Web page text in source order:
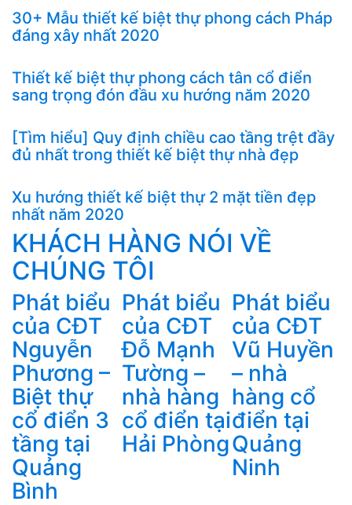
30+ Mẫu thiết kế biệt thự phong cách Pháp
đáng xây nhất 2020
Thiết kế biệt thự phong cách tân cổ điển
sang trọng đón đầu xu hướng năm 2020
[Tìm hiểu] Quy định chiều cao tầng trệt đầy
đủ nhất trong thiết kế biệt thự nhà đẹp
Xu hướng thiết kế biệt thự 2 mặt tiền đẹp
nhất năm 2020
KHÁCH HÀNG NÓI VỀ
CHÚNG TÔI
Phát biểu
của CĐT
Nguyễn
Phương –
Biệt thự
cổ điển 3
tầng tại
Quảng
Bình
Phát biểu
của CĐT
Đỗ Mạnh
Tường –
nhà hàng
cổ điển tại
Hải Phòng
Phát biểu
của CĐT
Vũ Huyền
– nhà
hàng cổ
điển tại
Quảng
Ninh